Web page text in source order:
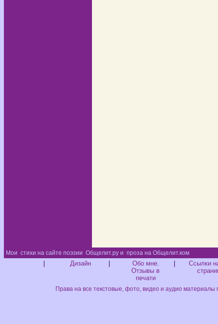
Мои стихи на сайте поэзии Общелит.ру и проза на Общелит.ком
Дизайн
Обо мне.
Отзывы в
печати
Ссылки
Права на все текстовые, фото, видео и аудио